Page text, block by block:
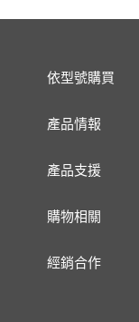
依型號購買
產品情報
產品支援
購物相關
經銷合作